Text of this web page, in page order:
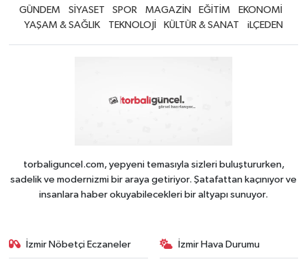
GÜNDEM SİYASET SPOR MAGAZİN EĞİTİM
EKONOMİ
YAŞAM & SAĞLIK
TEKNOLOJİ KÜLTÜR & SANAT iLÇEDEN
torbaliguncel.com, yepyeni temasıyla sizleri buluştururken,
sadelik ve modernizmi bir araya getiriyor. Şatafattan kaçınıyor ve
insanlara haber okuyabilecekleri bir altyapı sunuyor.
İzmir Nöbetçi Eczaneler İzmir Hava Durumu